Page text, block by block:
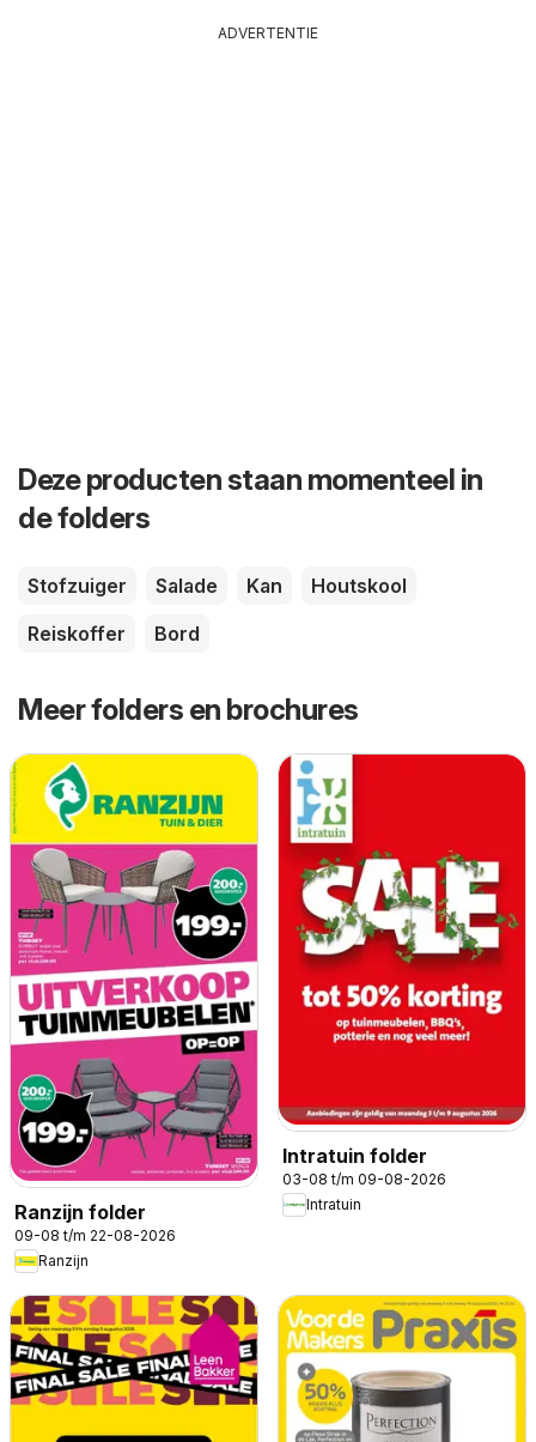
ADVERTENTIE
Deze producten staan momenteel in
de folders
Stofzuiger Salade Kan
Houtskool
Reiskoffer
Bord
Meer folders en brochures
Ranzijn folder
09-08 t/m 22-08-2026
Ranzijn
Intratuin folder
03-08 t/m 09-08-2026
Intratuin